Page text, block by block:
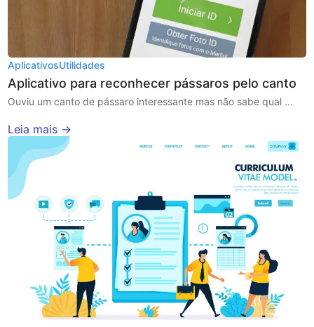
AplicativosUtilidades
Aplicativo para reconhecer pássaros pelo canto
Ouviu um canto de pássaro interessante mas não sabe qual ...
Leia mais →